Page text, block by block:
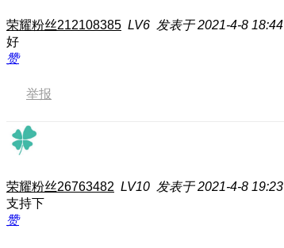
荣耀粉丝212108385 LV6 发表于 2021-4-8 18:44
好
赞
举报
荣耀粉丝26763482 LV10 发表于 2021-4-8 19:23
支持下
赞